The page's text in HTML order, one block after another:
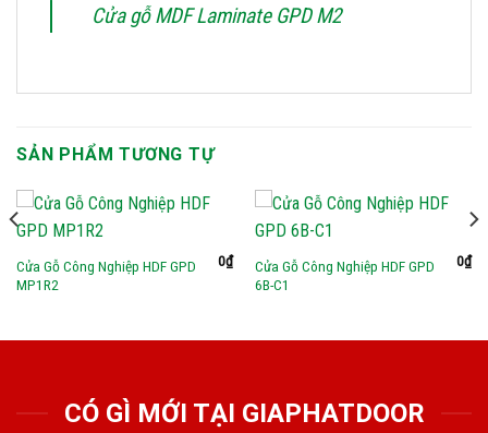
Cửa gỗ MDF Laminate GPD M2
SẢN PHẨM TƯƠNG TỰ
Cửa Gỗ Công Nghiệp HDF GPD
MP1R2
0₫
Cửa Gỗ Công Nghiệp HDF GPD
6B-C1
0₫
CÓ GÌ MỚI TẠI GIAPHATDOOR